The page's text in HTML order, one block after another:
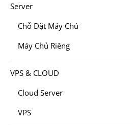
Server
Chỗ Đặt Máy Chủ
Máy Chủ Riêng
VPS & CLOUD
Cloud Server
VPS